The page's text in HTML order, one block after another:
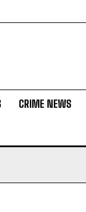
CRIME NEWS